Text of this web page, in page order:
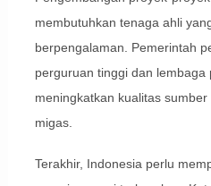
membutuhkan tenaga ahli
berpengalaman. Pemerintah
perguruan tinggi dan lembaga
meningkatkan kualitas
migas.
Terakhir, Indonesia perlu